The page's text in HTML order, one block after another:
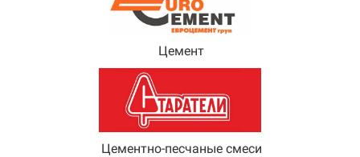
Цемент
Цементно-песчаные смеси